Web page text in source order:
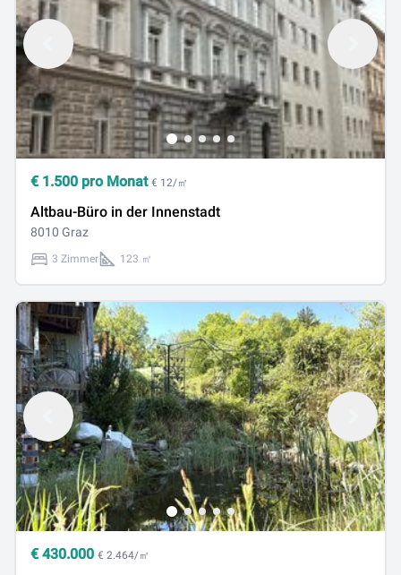
€ 1.500 pro Monat € 12/㎡
Altbau-Büro in der Innenstadt
8010 Graz
3 Zimmer 123 ㎡
€ 430.000 € 2.464/㎡